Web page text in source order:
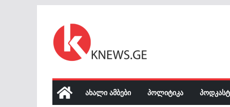
content
ᲐᲮᲐᲚᲘ ᲐᲛᲑᲔᲑᲘ ᲞᲝᲚᲘᲢᲘᲙᲐ